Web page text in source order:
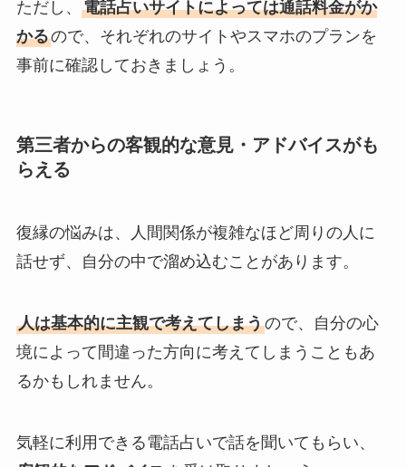
ただし、 電話占いサイトによっては通話料金がか
かるので、それぞれのサイトやスマホのプランを
事前に確認しておきましょう。
第三者からの客観的な意見・アドバイスがも
らえる
復縁の悩みは、人間関係が複雑なほど周りの人に
話せず、自分の中で溜め込むことがあります。
人は基本的に主観で考えてしまうので、自分の心
境によって間違った方向に考えてしまうこともあ
るかもしれません。
気軽に利用できる電話占いで話を聞いてもらい、